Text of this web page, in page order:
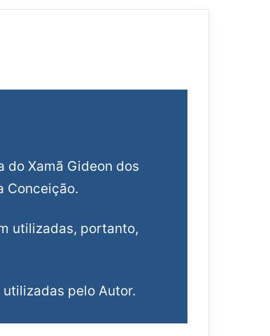
do Xamã Gideon dos
Conceição.
utilizadas, portanto,
pelo Autor.